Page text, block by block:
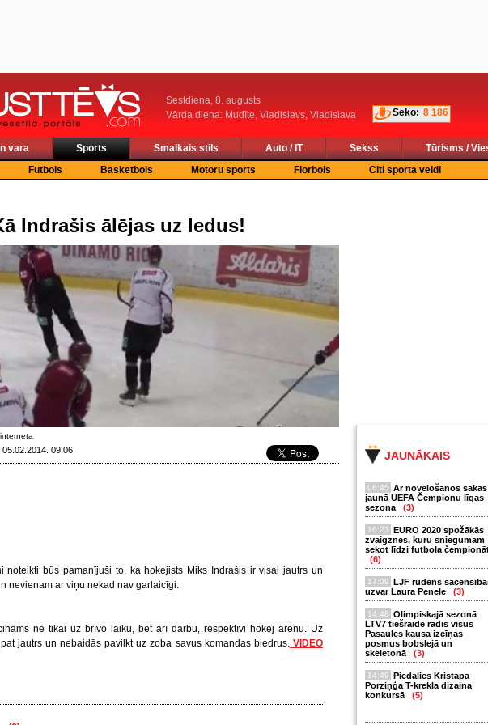
Sestdiena, 8. augusts
Vārda diena: Mudīte, Vladislavs, Vladislava
Seko: 8 186
vara Sports Smalkais stils Auto / IT Sekss
Tūrisms /
Futbols Basketbols Motoru sports Florbols Citi sporta veidi
JAUNĀKAIS
06:45 Ar novēlošanos sākas
jaunā UEFA Čempionu līgas
sezona
(3)
16:23 EURO 2020 spožākās
zvaigznes, kuru sniegumam
sekot līdzi futbola
(6)
17:09 LJF rudens
uzvar Laura Penele
(3)
14:48 Olimpiskajā sezonā
LTV7 tiešraidē rādīs visus
Pasaules kausa izcīņas
posmus bobslejā un
skeletonā
(3)
14:49 Piedalies Kristapa
Porziņģa T-krekla dizaina
konkursā
(5)
Indrašis ālējas uz ledus!
09:06
noteikti būs pamanījuši to, ka hokejists Miks Indrašis ir visai jautrs un
nevienam ar viņu nekad nav garlaicīgi.
ne tikai uz brīvo laiku, bet arī darbu, respektīvi hokej arēnu. Uz
jautrs un nebaidās pavilkt uz zoba savus komandas biedrus.VIDEO